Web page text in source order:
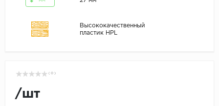
Высококачественный
пластик HPL
( 0 )
/шт